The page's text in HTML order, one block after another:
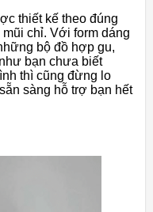
thiết kế theo đúng
chỉ. Với form dáng
bộ đồ hợp gu,
bạn chưa biết
thì cũng đừng lo
sàng hỗ trợ bạn hết